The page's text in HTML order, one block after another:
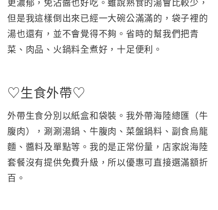
更濃郁，免沾醬也好吃。雖說熟食的湯會比較少，
但是我這樣倒出來已經一大碗公滿滿的，袋子裡的
湯也還有，並不會覺得不夠。省時的幫我們把青
菜、肉品、火鍋料全煮好，十足便利。
♡生食外帶♡
外帶生食分別以紙盒和袋裝。我外帶海陸總匯（牛
腹肉），涮涮湯鍋、牛腹肉、菜盤鍋料、副食烏龍
麵、醬料及單點等。我的是正常份量，店家說海陸
套餐沒有提供免費升級，所以優惠可直接選滿額折
百。